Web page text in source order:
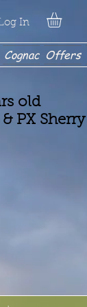
In
Cognac Offers
old
PX Sherry